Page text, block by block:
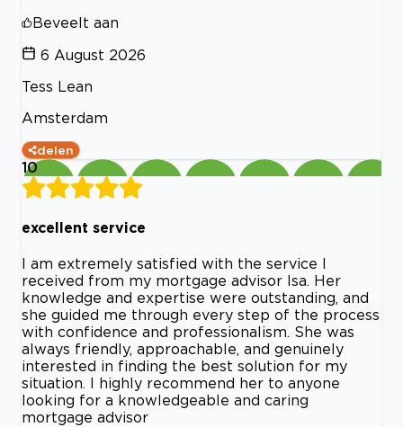
Beveelt aan
6 August 2026
Tess Lean
Amsterdam
delen
10
excellent service
I am extremely satisfied with the service I
received from my mortgage advisor Isa. Her
knowledge and expertise were outstanding, and
she guided me through every step of the process
with confidence and professionalism. She was
always friendly, approachable, and genuinely
interested in finding the best solution for my
situation. I highly recommend her to anyone
looking for a knowledgeable and caring
mortgage advisor